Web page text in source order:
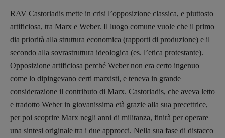
RAV Castoriadis mette in crisi l’opposizione classica, e piuttosto
artificiosa, tra Marx e Weber. Il luogo comune vuole che il primo
dia priorità alla struttura economica (rapporti di produzione) e il
secondo alla sovrastruttura ideologica (es. l’etica protestante).
Opposizione artificiosa perché Weber non era certo ingenuo
come lo dipingevano certi marxisti, e teneva in grande
considerazione il contributo di Marx. Castoriadis, che aveva letto
e tradotto Weber in giovanissima età grazie alla sua precettrice,
per poi scoprire Marx negli anni di militanza, finirà per operare
una sintesi originale tra i due approcci. Nella sua fase di distacco